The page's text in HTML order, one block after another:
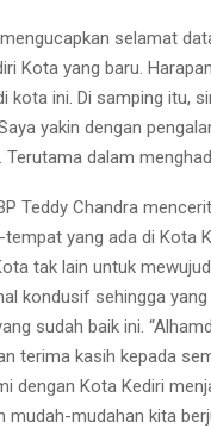
selamat
Kota yang baru.
kota ini. Di samping itu,
yakin dengan
dalam
Teddy Chandra
yang ada di Kota
tak lain untuk
kondusif sehingga
sudah baik ini.
terima kasih kepada
dengan Kota Kediri
mudahan kita